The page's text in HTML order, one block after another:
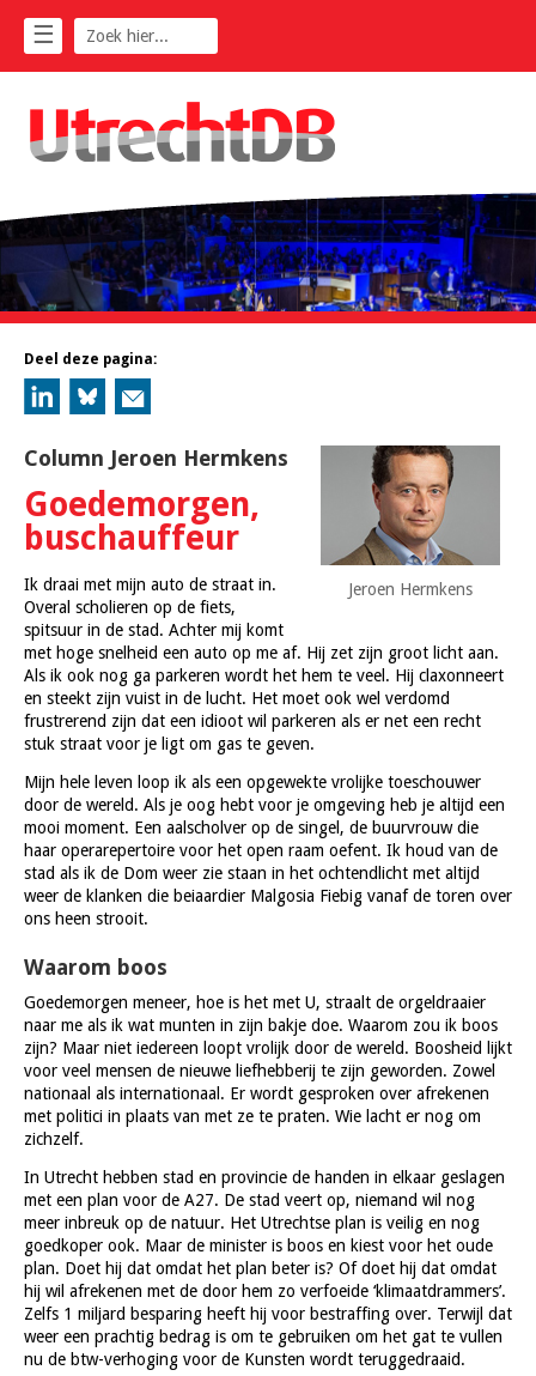
☰
Deel deze pagina:
Jeroen Hermkens
Column Jeroen Hermkens
Goedemorgen,
buschauffeur
Ik draai met mijn auto de straat in.
Overal scholieren op de fiets,
spitsuur in de stad. Achter mij komt
met hoge snelheid een auto op me af. Hij zet zijn groot licht aan.
Als ik ook nog ga parkeren wordt het hem te veel. Hij claxonneert
en steekt zijn vuist in de lucht. Het moet ook wel verdomd
frustrerend zijn dat een idioot wil parkeren als er net een recht
stuk straat voor je ligt om gas te geven.
Mijn hele leven loop ik als een opgewekte vrolijke toeschouwer
door de wereld. Als je oog hebt voor je omgeving heb je altijd een
mooi moment. Een aalscholver op de singel, de buurvrouw die
haar operarepertoire voor het open raam oefent. Ik houd van de
stad als ik de Dom weer zie staan in het ochtendlicht met altijd
weer de klanken die beiaardier Malgosia Fiebig vanaf de toren over
ons heen strooit.
Waarom boos
Goedemorgen meneer, hoe is het met U, straalt de orgeldraaier
naar me als ik wat munten in zijn bakje doe. Waarom zou ik boos
zijn? Maar niet iedereen loopt vrolijk door de wereld. Boosheid lijkt
voor veel mensen de nieuwe liefhebberij te zijn geworden. Zowel
nationaal als internationaal. Er wordt gesproken over afrekenen
met politici in plaats van met ze te praten. Wie lacht er nog om
zichzelf.
In Utrecht hebben stad en provincie de handen in elkaar geslagen
met een plan voor de A27. De stad veert op, niemand wil nog
meer inbreuk op de natuur. Het Utrechtse plan is veilig en nog
goedkoper ook. Maar de minister is boos en kiest voor het oude
plan. Doet hij dat omdat het plan beter is? Of doet hij dat omdat
hij wil afrekenen met de door hem zo verfoeide ‘klimaatdrammers’.
Zelfs 1 miljard besparing heeft hij voor bestraffing over. Terwijl dat
weer een prachtig bedrag is om te gebruiken om het gat te vullen
nu de btw-verhoging voor de Kunsten wordt teruggedraaid.